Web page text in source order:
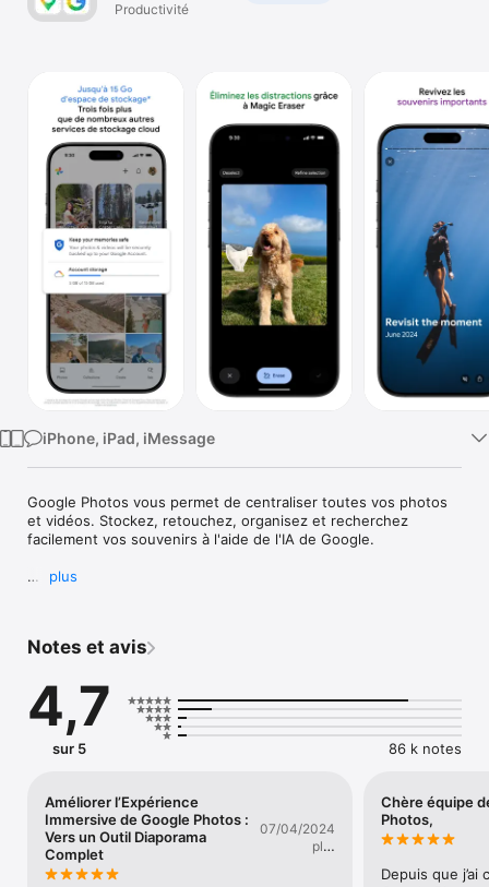
Productivité
iPhone, iPad, iMessage
Google Photos vous permet de centraliser toutes vos photos
et vidéos. Stockez, retouchez, organisez et recherchez
facilement vos souvenirs à l'aide de l'IA de Google.
Vous pouvez ainsi sauvegarder vos souvenirs
appareils.
• OUTILS DE RETOUCHE OPTIMISÉS PAR L'IA : effectuez des
photos floues grâce à la fonctionnalité Anti-flou. Optimisez
l'éclairage et la luminosité avec Éclairage portrait.
• RECHERCHE SIMPLIFIÉE : retrouvez facilement vos photos
plus
Notes et avis
4,7
sur 5 86 k notes
Améliorer l’Expérience
Immersive de Google Photos :
Vers un Outil Diaporama
Complet
07/04/2024
plot
Chère équipe
Photos,
Depuis que j’ai